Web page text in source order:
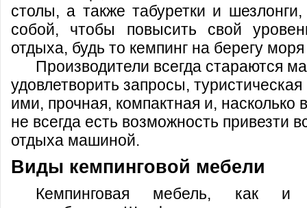
столы, а также табуретки и
собой, чтобы повысить свой
отдыха, будь то кемпинг на берегу
Производители всегда стараются
удовлетворить запросы,
ими, прочная, компактная и, насколько
не всегда есть возможность привезти
отдыха машиной.
Виды кемпинговой мебели
Кемпинговая мебель, как и